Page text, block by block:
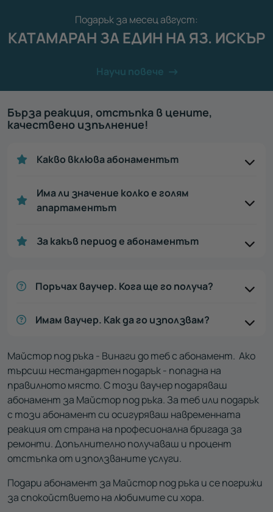
Подарък за месец август:
КАТАМАРАН ЗА ЕДИН НА ЯЗ. ИСКЪР
Научи повече
Бърза реакция, отстъпка в цените,
качествено изпълнение!
Какво вклюва абонаментът
Има ли значение колко е голям
апартаментът
За какъв период е абонаментът
Поръчах ваучер. Кога ще го получа?
Имам ваучер. Как да го използвам?
Майстор под ръка - Винаги до теб с абонамент. Ако
търсиш нестандартен подарък - попадна на
правилното място. С този ваучер подаряваш
абонамент за Майстор под ръка. За теб или подарък
с този абонамент си осигуряваш навременната
реакция от страна на професионална бригада за
ремонти. Допълнително получаваш и процент
отстъпка от използваните услуги.
Подари абонамент за Майстор под ръка и се погрижи
за спокойствието на любимите си хора.